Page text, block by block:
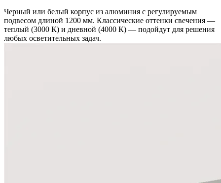
Черный или белый корпус из алюминия с регулируемым
подвесом длиной 1200 мм. Классические оттенки свечения —
теплый (3000 К) и дневной (4000 К) — подойдут для решения
любых осветительных задач.